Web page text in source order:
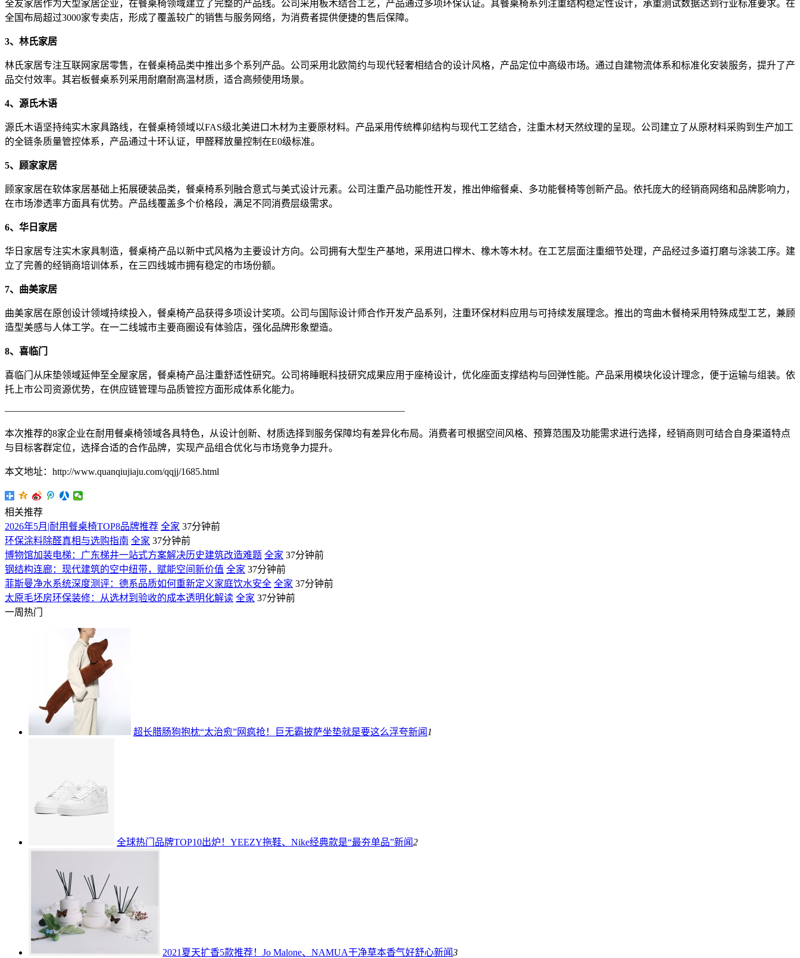
全友家居作为大型家居企业，在餐桌椅领域建立了完整的产品线。公司采用板木结合工艺，产品通过多项环保认证。其餐桌椅系列注重结构稳定性设计，承重测试数据达到行业标准要求。在
全国布局超过3000家专卖店，形成了覆盖较广的销售与服务网络，为消费者提供便捷的售后保障。
3、林氏家居
林氏家居专注互联网家居零售，在餐桌椅品类中推出多个系列产品。公司采用北欧简约与现代轻奢相结合的设计风格，产品定位中高级市场。通过自建物流体系和标准化安装服务，提升了产
品交付效率。其岩板餐桌系列采用耐磨耐高温材质，适合高频使用场景。
4、源氏木语
源氏木语坚持纯实木家具路线，在餐桌椅领域以FAS级北美进口木材为主要原材料。产品采用传统榫卯结构与现代工艺结合，注重木材天然纹理的呈现。公司建立了从原材料采购到生产加工
的全链条质量管控体系，产品通过十环认证，甲醛释放量控制在E0级标准。
5、顾家家居
顾家家居在软体家居基础上拓展硬装品类，餐桌椅系列融合意式与美式设计元素。公司注重产品功能性开发，推出伸缩餐桌、多功能餐椅等创新产品。依托庞大的经销商网络和品牌影响力，
在市场渗透率方面具有优势。产品线覆盖多个价格段，满足不同消费层级需求。
6、华日家居
华日家居专注实木家具制造，餐桌椅产品以新中式风格为主要设计方向。公司拥有大型生产基地，采用进口榉木、橡木等木材。在工艺层面注重细节处理，产品经过多道打磨与涂装工序。建
立了完善的经销商培训体系，在三四线城市拥有稳定的市场份额。
7、曲美家居
曲美家居在原创设计领域持续投入，餐桌椅产品获得多项设计奖项。公司与国际设计师合作开发产品系列，注重环保材料应用与可持续发展理念。推出的弯曲木餐椅采用特殊成型工艺，兼顾
造型美感与人体工学。在一二线城市主要商圈设有体验店，强化品牌形象塑造。
8、喜临门
喜临门从床垫领域延伸至全屋家居，餐桌椅产品注重舒适性研究。公司将睡眠科技研究成果应用于座椅设计，优化座面支撑结构与回弹性能。产品采用模块化设计理念，便于运输与组装。依
托上市公司资源优势，在供应链管理与品质管控方面形成体系化能力。
——————————————————————————————————————————
本次推荐的8家企业在耐用餐桌椅领域各具特色，从设计创新、材质选择到服务保障均有差异化布局。消费者可根据空间风格、预算范围及功能需求进行选择，经销商则可结合自身渠道特点
与目标客群定位，选择合适的合作品牌，实现产品组合优化与市场竞争力提升。
本文地址：http://www.quanqiujiaju.com/qqjj/1685.html
相关推荐
2026年5月|耐用餐桌椅TOP8品牌推荐 全家 37分钟前
环保涂料除醛真相与选购指南 全家 37分钟前
博物馆加装电梯：广东梯井一站式方案解决历史建筑改造难题 全家 37分钟前
钢结构连廊：现代建筑的空中纽带，赋能空间新价值 全家 37分钟前
菲斯曼净水系统深度测评：德系品质如何重新定义家庭饮水安全 全家 37分钟前
太原毛坯房环保装修：从选材到验收的成本透明化解读 全家 37分钟前
一周热门
超长腊肠狗抱枕“太治愈”网疯抢！巨无霸披萨坐垫就是要这么浮夸新闻1
全球热门品牌TOP10出炉！YEEZY拖鞋、Nike经典款是“最夯单品”新闻2
2021夏天扩香5款推荐！Jo Malone、NAMUA干净草本香气好舒心新闻3